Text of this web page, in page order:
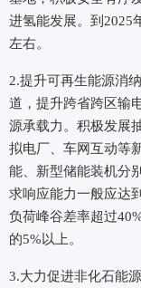
进氢能发展。到2025
左右。
2.提升可再生能源消
道，提升跨省跨区输
源承载力。积极发展
拟电厂、车网互动等
能、新型储能装机分
求响应能力一般应达
负荷峰谷差率超过
的5%以上。
3.大力促进非化石能